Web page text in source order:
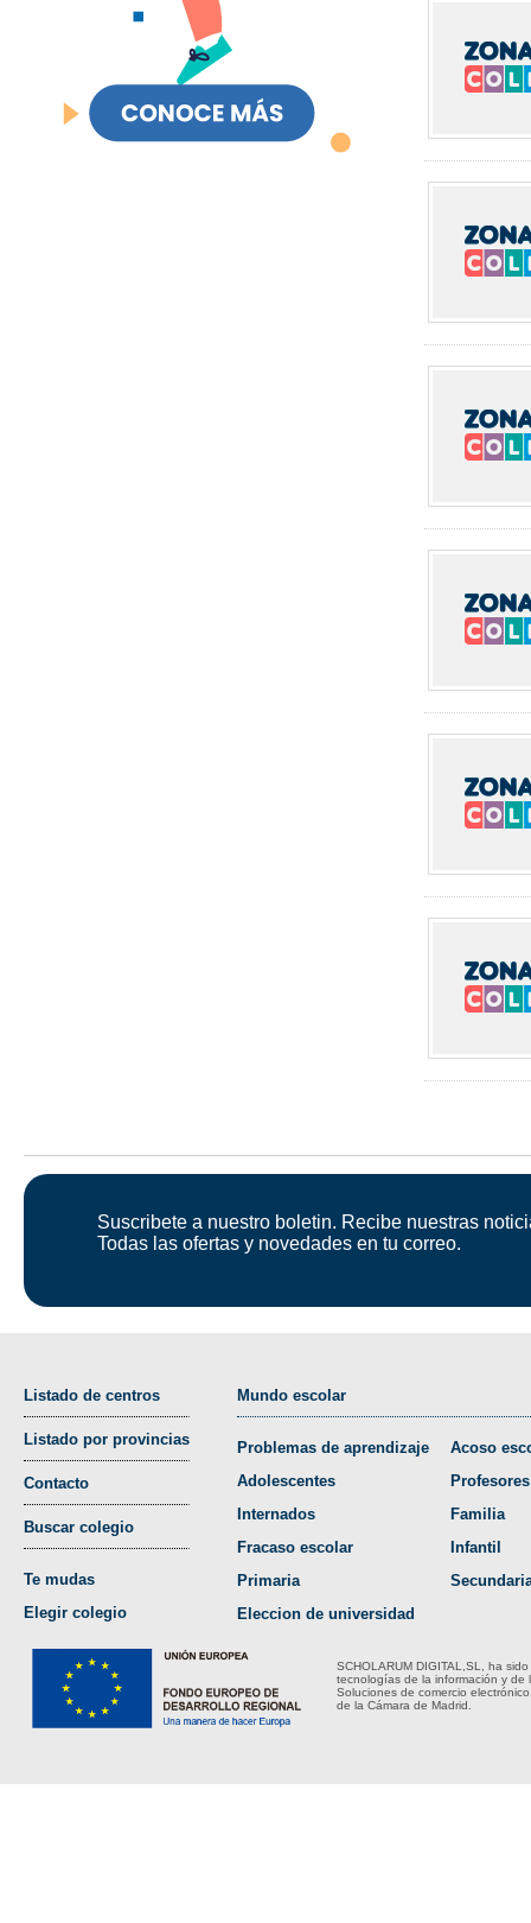
Suscribete a nuestro boletin. Recibe nuestras
Todas las ofertas y novedades en tu correo.
Listado de centros
Listado por provincias
Contacto
Buscar colegio
Te mudas
Elegir colegio
Mundo escolar
Problemas de aprendizaje
Adolescentes
Internados
Fracaso escolar
Primaria
Eleccion de universidad
Acoso
Profesores
Familia
Infantil
SCHOLARUM DIGITAL,SL, ha
tecnologías de la información y de
Soluciones de comercio
de la Cámara de Madrid.